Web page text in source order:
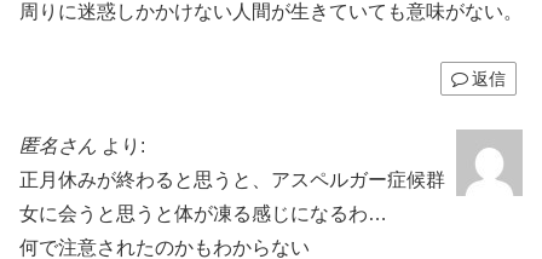
周りに迷惑しかかけない人間が生きていても意味がない。
返信
匿名さん より:
正月休みが終わると思うと、アスペルガー症候群
女に会うと思うと体が凍る感じになるわ…
何で注意されたのかもわからない